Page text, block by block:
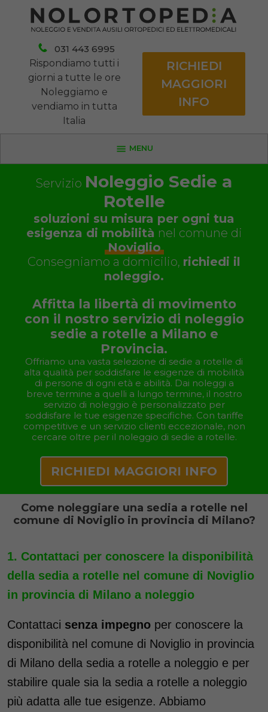
031 443 6995
Rispondiamo tutti i
giorni a tutte le ore
Noleggiamo e
vendiamo in tutta
Italia
RICHIEDI
MAGGIORI
INFO
MENU
Servizio Noleggio Sedie a
Rotelle
soluzioni su misura per ogni tua
esigenza di mobilità nel comune di
Noviglio
Consegniamo a domicilio, richiedi il
noleggio.
Affitta la libertà di movimento
con il nostro servizio di noleggio
sedie a rotelle a Milano e
Provincia.
Offriamo una vasta selezione di sedie a rotelle di
alta qualità per soddisfare le esigenze di mobilità
di persone di ogni età e abilità. Dai noleggi a
breve termine a quelli a lungo termine, il nostro
servizio di noleggio è personalizzato per
soddisfare le tue esigenze specifiche. Con tariffe
competitive e un servizio clienti eccezionale, non
cercare oltre per il noleggio di sedie a rotelle.
RICHIEDI MAGGIORI INFO
Come noleggiare una sedia a rotelle nel
comune di Noviglio in provincia di Milano?
Contattaci per conoscere la disponibilità
della sedia a rotelle nel comune di Noviglio
in provincia di Milano a noleggio
Contattaci senza impegno per conoscere la
disponibilità nel comune di Noviglio in provincia
di Milano della sedia a rotelle a noleggio e per
stabilire quale sia la sedia a rotelle a noleggio
più adatta alle tue esigenze. Abbiamo